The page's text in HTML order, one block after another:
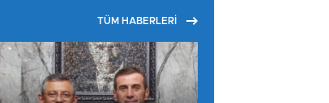
TÜM HABERLERİ